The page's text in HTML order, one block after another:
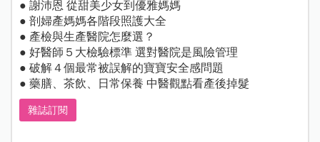
● 謝沛恩 從甜美少女到優雅媽媽
● 剖婦產媽媽各階段照護大全
● 產檢與生產醫院怎麼選？
● 好醫師５大檢驗標準 選對醫院是風險管理
● 破解４個最常被誤解的寶寶安全感問題
● 藥膳、茶飲、日常保養 中醫觀點看產後掉髮
雜誌訂閱